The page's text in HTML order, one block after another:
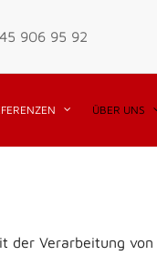
906 95 92
ÜBER UNS
der Verarbeitung